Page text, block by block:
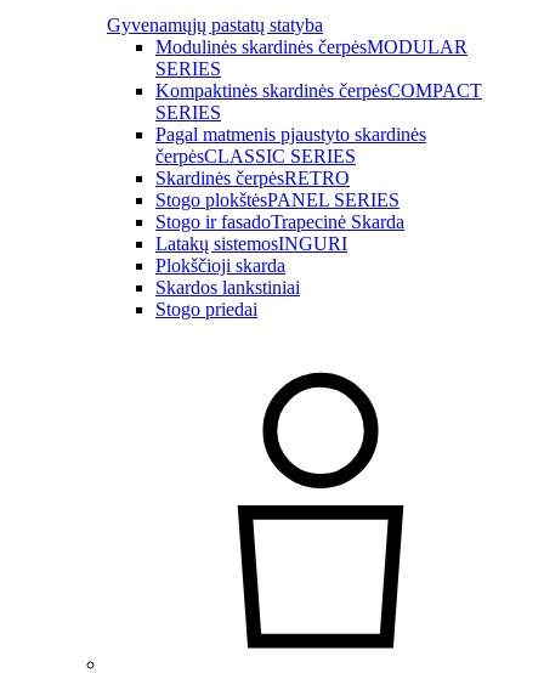
Gyvenamųjų pastatų statyba
Modulinės skardinės čerpėsMODULAR
SERIES
Kompaktinės skardinės čerpėsCOMPACT
SERIES
Pagal matmenis pjaustyto skardinės
čerpėsCLASSIC SERIES
Skardinės čerpėsRETRO
Stogo plokštėsPANEL SERIES
Stogo ir fasadoTrapecinė Skarda
Latakų sistemosINGURI
Plokščioji skarda
Skardos lankstiniai
Stogo priedai